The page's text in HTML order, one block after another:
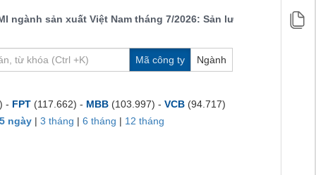
sản xuất Việt Nam tháng 7/2026: Sản lượng, số lượng đơn
Mã công ty Ngành
- FPT (117.662) - MBB (103.997) - VCB (94.717)
5 ngày | 3 tháng | 6 tháng | 12 tháng